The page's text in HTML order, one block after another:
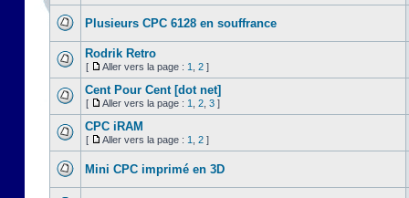
Plusieurs CPC 6128 en souffrance
Rodrik Retro
[ Aller vers la page : 1 2 ]
Cent Pour Cent [dot net]
[ Aller vers la page : 1 2 3 ]
CPC iRAM
[ Aller vers la page : 1 2 ]
Mini CPC imprimé en 3D